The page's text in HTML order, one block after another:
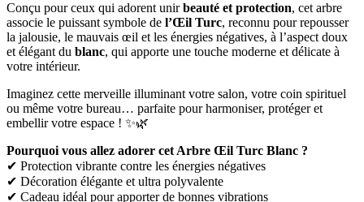
Conçu pour ceux qui adorent unirbeauté et protection, cet arbre
associe le puissant symbole de l’Œil Turc, reconnu pour repousser
la jalousie, le mauvais œil et les énergies négatives, à l’aspect doux
et élégant du blanc, qui apporte une touche moderne et délicate à
votre intérieur.
Imaginez cette merveille illuminant votre salon, votre coin spirituel
ou même votre bureau… parfaite pour harmoniser, protéger et
embellir votre espace ! ✨🌿
Pourquoi vous allez adorer cet Arbre Œil Turc Blanc ?
✔ Protection vibrante contre les énergies négatives
✔ Décoration élégante et ultra polyvalente
✔ Cadeau idéal pour apporter de bonnes vibrations